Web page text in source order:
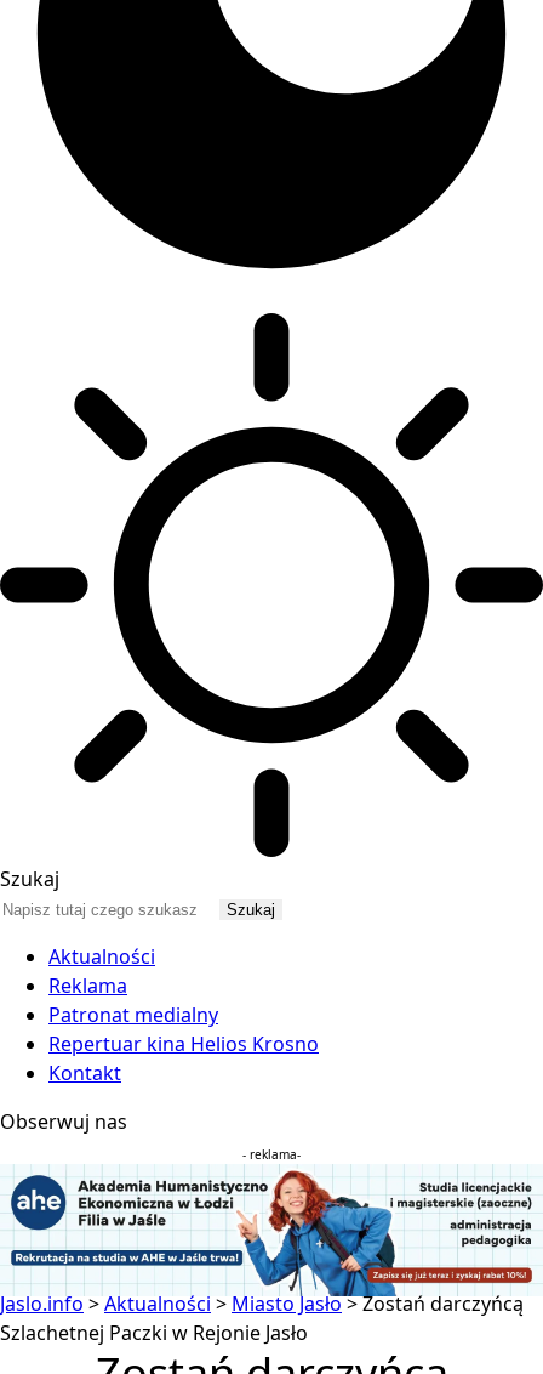
Szukaj
Aktualności
Reklama
Patronat medialny
Repertuar kina Helios Krosno
Kontakt
Obserwuj nas
- reklama-
Jaslo.info>Aktualności > Miasto Jasło>Zostań darczyńcą
Szlachetnej Paczki w Rejonie Jasło